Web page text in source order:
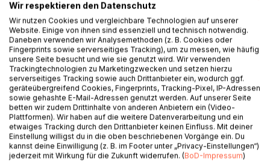
Es una puerta hacia las fuerzas eternas que sostienen la
existencia: el fuego, el agua, la tierra, el aire y el éter
invisible que todo lo impregna.
En *La Alquimia del Tarot - Sobre el misterio de la
transformación*, Mara von Eichen presenta el Tarot como
un camino de conocimiento y transformación interior. A
través de los 78 arcanos, el lector recorre el viaje
alquímico del alma: desde la chispa divina de *El Loco*
hasta la plenitud luminosa de *El Mundo*.
Con un lenguaje poético, una profunda comprensión de la
tradición hermética y una simbología clara, esta obra revela
Wir respektieren den Datenschutz
Wir nutzen Cookies und vergleichbare Technologien auf unserer
Website. Einige von ihnen sind essenziell und technisch notwendig.
Daneben verwenden wir Analysemethoden (z. B. Cookies oder
Fingerprints sowie serverseitiges Tracking), um zu messen, wie häufig
unsere Seite besucht und wie sie genutzt wird. Wir verwenden
Trackingtechnologien zu Marketingzwecken und setzen hierzu
serverseitiges Tracking sowie auch Drittanbieter ein, wodurch ggf.
geräteübergreifend Cookies, Fingerprints, Tracking-Pixel, IP-Adressen
sowie gehashte E-Mail-Adressen genutzt werden. Auf unserer Seite
betten wir zudem Drittinhalte von anderen Anbietern ein (Video-
Plattformen). Wir haben auf die weitere Datenverarbeitung und ein
etwaiges Tracking durch den Drittanbieter keinen Einfluss. Mit deiner
Einstellung willigst du in die oben beschriebenen Vorgänge ein. Du
kannst deine Einwilligung (z. B. im Footer unter „Privacy-Einstellungen“)
jederzeit mit Wirkung für die Zukunft widerrufen. (BoD-Impressum)